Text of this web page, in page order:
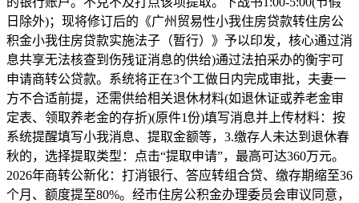
日除外)；现将修订后的《广州贸易性小我住房贷款转住房公
积金小我住房贷款实施法子（暂行）》予以印发，核心通过消
息共享无法核查到伤残证消息的供给)通过法拍采办的衡宇可
申请商转公贷款。系统将正在3个工做日内完成审批，夫妻一
方不合适前提，还需供给相关退休材料(如退休证或养老金审
定表、领取养老金的存折)(原件1份)填写消息并上传材料：按
系统提醒填写小我消息、提取金额等，3.缴存人未达到退休春
秋的，选择提取类型：点击“提取申请”，最高可达360万元。
2026年商转公新化：打消银行、答应转组合贷、缴存期缩至36
个月、额度提至80%。经市住房公积金办理委员会审议同意，